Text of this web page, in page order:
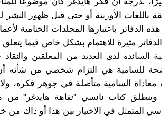
باللغات الأوربية أو حتى قبل ظهور
الدفاتر باعتبارها المجلدات الختامية
مثيرة للاهتمام بشكل خاص فيما يتعلق
السائدة لدى العديد من المعلقين
للسامية هي التزام شخصي من شأنه
معاداة السامية متأصلة في جوهر فكره،
وينطلق كتاب نانسي "تفاهة هايدغر" من
المتمثل في الاختيار بين هذا أو ذاك من